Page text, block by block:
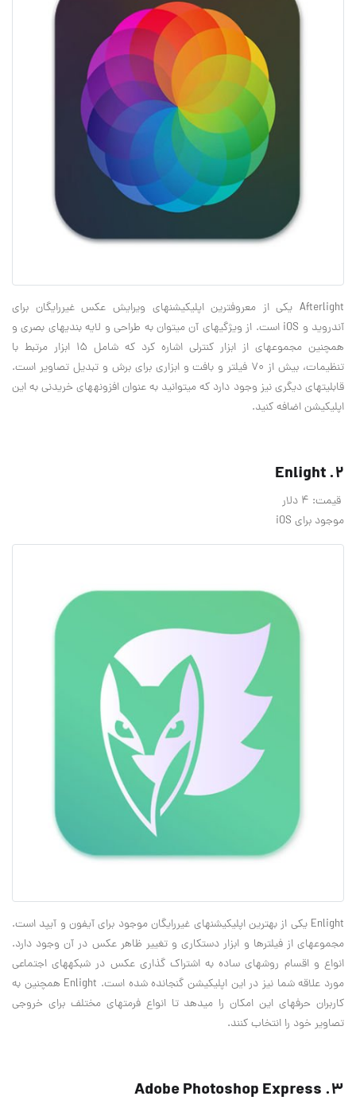
Afterlight یکی از معروف‎ترین اپلیکیشن‎های ویرایش عکس غیررایگان برای
آندروید و iOS است. از ویژگی‎های آن می‎توان به طراحی و لایه بندی‎های بصری و
همچنین مجموعه‎ای از ابزار کنترلی اشاره کرد که شامل 15 ابزار مرتبط با
تنظیمات، بیش از 70 فیلتر و بافت و ابزاری برای برش و تبدیل تصاویر است.
قابلیت‎های دیگری نیز وجود دارد که می‎توانید به عنوان افزونه‎های خریدنی به این
اپلیکیشن اضافه کنید.
2. Enlight
قیمت: 4 دلار
موجود برای iOS
Enlight یکی از بهترین اپلیکیشن‎های غیررایگان موجود برای آی‎فون و آی‎پد است.
مجموعه‎ای از فیلترها و ابزار دستکاری و تغییر ظاهر عکس در آن وجود دارد.
انواع و اقسام روش‎های ساده به اشتراک گذاری عکس در شبکه‎های اجتماعی
مورد علاقه شما نیز در این اپلیکیشن گنجانده شده است. Enlight همچنین به
کاربران حرفه‎ای این امکان را می‎دهد تا انواع فرمت‎های مختلف برای خروجی
تصاویر خود را انتخاب کنند.
3. Adobe Photoshop Express